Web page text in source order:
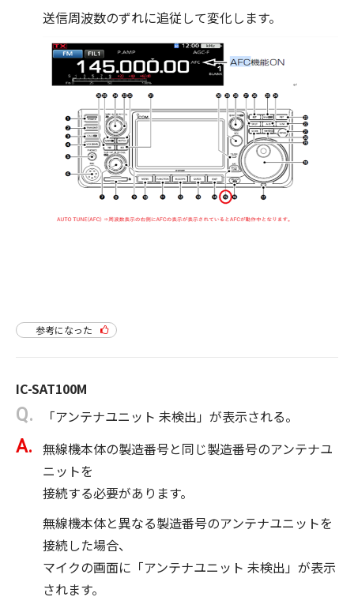
送信周波数のずれに追従して変化します。
参考になった
IC-SAT100M
「アンテナユニット 未検出」が表示される。
無線機本体の製造番号と同じ製造番号のアンテナユ
ニットを
接続する必要があります。
無線機本体と異なる製造番号のアンテナユニットを
接続した場合、
マイクの画面に「アンテナユニット 未検出」が表示
されます。